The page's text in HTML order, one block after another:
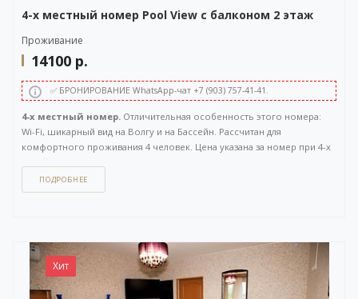
4-х местный номер Pool View с балконом 2 этаж
Проживание
14100 р.
✅ БРОНИРОВАНИЕ WhatsApp-чат +7 (903) 757-41-41.
4-х местный номер. Отличительная особенность этого номера:
Wi-Fi, шикарный вид на Волгу и на Бассейн. Рассчитан для
комфортного проживания 4 человек. Цена указана за номер при 4-х
напрямуюпо телефону +7 (903) 757-41-41. Кнопка открытия
WhatsApp-чата также расположена в правом нижнем углу нашего
сайта.
ПОДРОБНЕЕ
Хит